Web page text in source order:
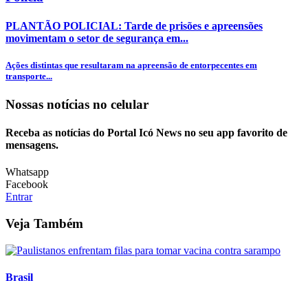
PLANTÃO POLICIAL: Tarde de prisões e apreensões
movimentam o setor de segurança em...
Ações distintas que resultaram na apreensão de entorpecentes em
transporte...
Nossas notícias no celular
Receba as notícias do Portal Icó News no seu app favorito de
mensagens.
Whatsapp
Facebook
Entrar
Veja Também
Brasil